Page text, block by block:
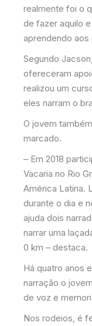
realmente foi o
de fazer aquilo
aprendendo aos
Segundo
ofereceram
realizou um
eles narram o
O jovem
marcado.
– Em 2018
Vacaria no Rio
América Latina.
durante o dia e
ajuda dois
narrar uma
0 km – destaca.
Há quatro anos
narração o
de voz e
Nos rodeios, é